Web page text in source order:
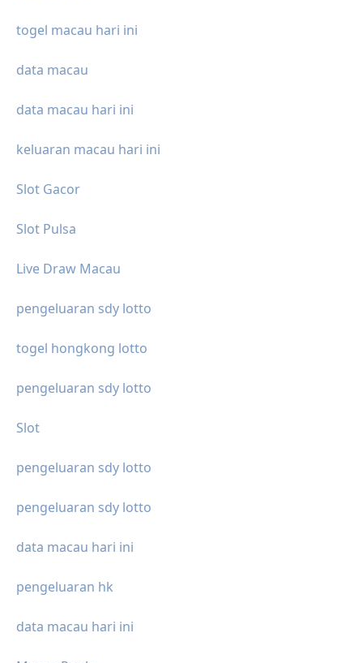
togel macau hari ini
data macau
data macau hari ini
keluaran macau hari ini
Slot Gacor
Slot Pulsa
Live Draw Macau
pengeluaran sdy lotto
togel hongkong lotto
pengeluaran sdy lotto
Slot
pengeluaran sdy lotto
pengeluaran sdy lotto
data macau hari ini
pengeluaran hk
data macau hari ini